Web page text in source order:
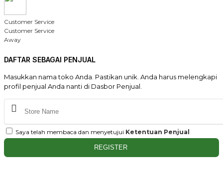
Customer Service
Customer Service
Away
DAFTAR SEBAGAI PENJUAL
Masukkan nama toko Anda. Pastikan unik. Anda harus melengkapi
profil penjual Anda nanti di Dasbor Penjual.
Saya telah membaca dan menyetujui Ketentuan Penjual
REGISTER